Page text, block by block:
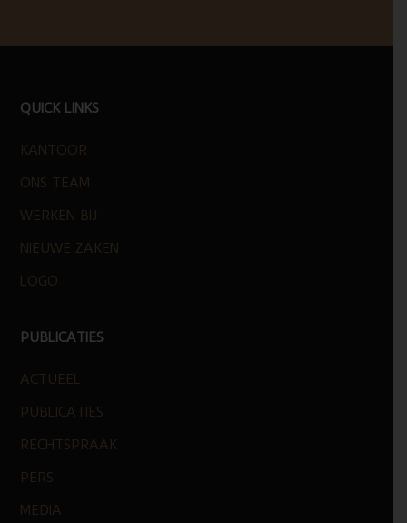
FOOTER
QUICK LINKS
KANTOOR
ONS TEAM
WERKEN BIJ
NIEUWE ZAKEN
LOGO
PUBLICATIES
ACTUEEL
PUBLICATIES
RECHTSPRAAK
PERS
MEDIA